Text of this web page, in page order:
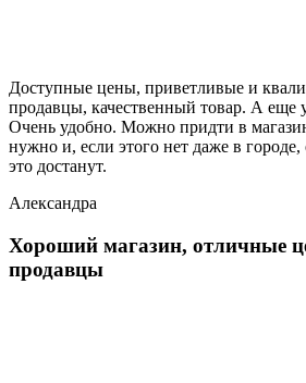
Доступные цены, приветливые и
продавцы, качественный товар. А еще у
Очень удобно. Можно придти в
нужно и, если этого нет даже в городе,
это достанут.
Александра
Хороший магазин, отличные
продавцы